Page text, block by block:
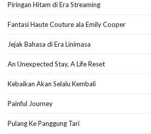
Piringan Hitam di Era Streaming
Fantasi Haute Couture ala Emily Cooper
Jejak Bahasa di Era Linimasa
An Unexpected Stay, A Life Reset
Kebaikan Akan Selalu Kembali
Painful Journey
Pulang Ke Panggung Tari